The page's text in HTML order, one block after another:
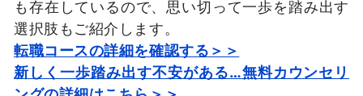
も存在しているので、思い切って一歩を踏み出す
選択肢もご紹介します。
転職コースの詳細を確認する＞＞
新しく一歩踏み出す不安がある…無料カウンセリ